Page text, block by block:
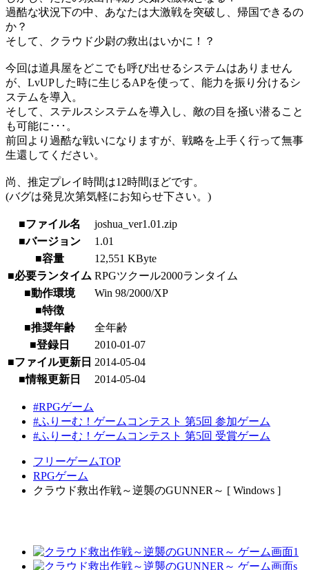
過酷な状況下の中、あなたは大激戦を突破し、帰国できるの
か？
そして、クラウド少尉の救出はいかに！？
今回は道具屋をどこでも呼び出せるシステムはありません
が、LvUPした時に生じるAPを使って、能力を振り分けるシ
ステムを導入。
そして、ステルスシステムを導入し、敵の目を掻い潜ること
も可能に･･･。
前回より過酷な戦いになりますが、戦略を上手く行って無事
生還してください。
尚、推定プレイ時間は12時間ほどです。
(バグは発見次第気軽にお知らせ下さい。)
■ファイル名
joshua_ver1.01.zip
■バージョン
1.01
■容量
12,551 KByte
■必要ランタイム RPGツクール2000ランタイム
■動作環境
Win 98/2000/XP
■特徴
■推奨年齢
全年齢
■登録日
2010-01-07
■ファイル更新日 2014-05-04
■情報更新日
2014-05-04
#RPGゲーム
#ふりーむ！ゲームコンテスト 第5回 参加ゲーム
#ふりーむ！ゲームコンテスト 第5回 受賞ゲーム
フリーゲームTOP
RPGゲーム
クラウド救出作戦～逆襲のGUNNER～ [ Windows ]